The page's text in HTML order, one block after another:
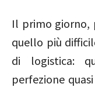
Il primo giorno,
quello più
di logistica:
perfezione